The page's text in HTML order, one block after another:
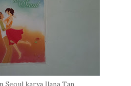
Seoul karya Ilana Tan